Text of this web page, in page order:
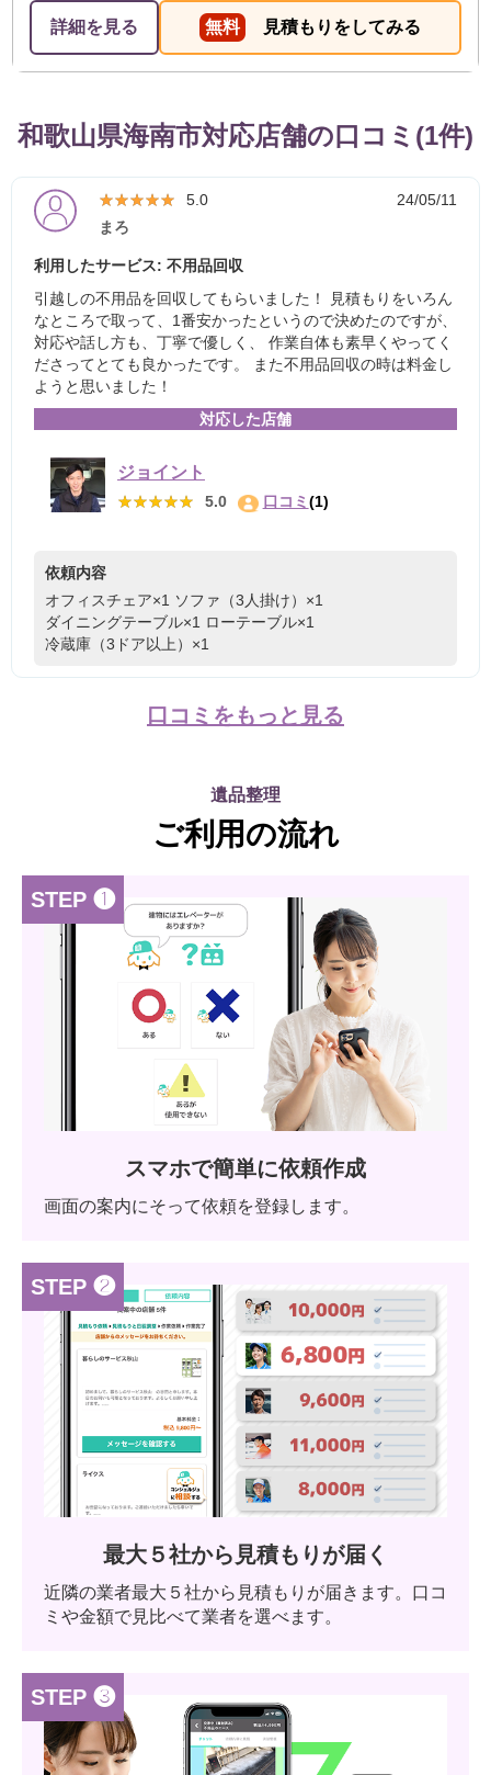
詳細を見る 無料 見積もりをしてみる
和歌山県海南市対応店舗の口コミ(1件)
★★★★★
★★★★★ 5.0
24/05/11
まろ
利用したサービス: 不用品回収
引越しの不用品を回収してもらいました！ 見積もりをいろん
なところで取って、1番安かったというので決めたのですが、
対応や話し方も、丁寧で優しく、 作業自体も素早くやってく
ださってとても良かったです。 また不用品回収の時は料金し
ようと思いました！
対応した店舗
ジョイント
★★★★★
★★★★★ 5.0 口コミ(1)
依頼内容
オフィスチェア×1 ソファ（3人掛け）×1
ダイニングテーブル×1 ローテーブル×1
冷蔵庫（3ドア以上）×1
口コミをもっと見る
遺品整理
ご利用の流れ
STEP ❶
スマホで簡単に依頼作成
画面の案内にそって依頼を登録します。
STEP ❷
最大５社から見積もりが届く
近隣の業者最大５社から見積もりが届きます。口コ
ミや金額で見比べて業者を選べます。
STEP ❸